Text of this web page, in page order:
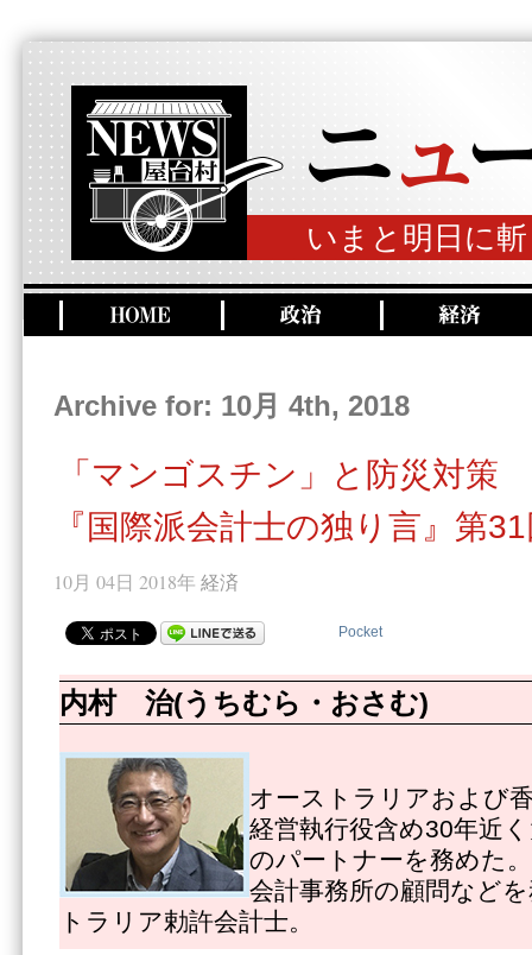
いまと明日に
Archive for: 10月 4th, 2018
「マンゴスチン」と防災対策
『国際派会計士の独り言』第
10月 04日 2018年 経済
Pocket
内村 治(うちむら・おさむ)
オーストラリアおよび
経営執行役含め30年近
のパートナーを務めた
会計事務所の顧問など
トラリア勅許会計士。